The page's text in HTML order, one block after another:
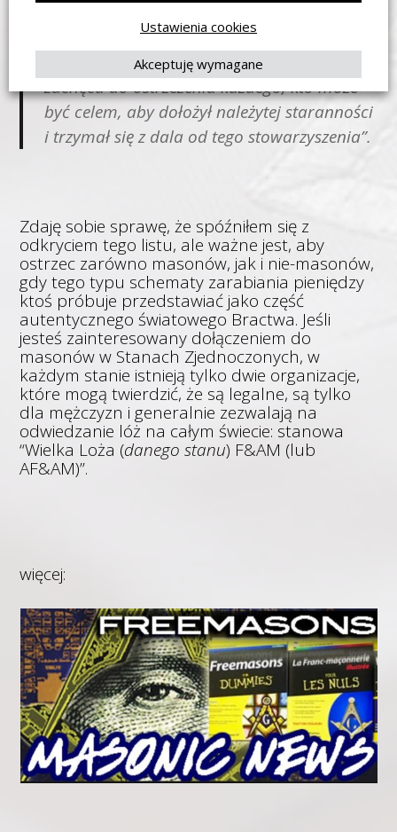
“Wielka Loża Massachusetts może
potwierdzić, że Wielka Loża USA nie istnieje i
zachęca do ostrzeżenia każdego, kto może
być celem, aby dołożył należytej staranności
i trzymał się z dala od tego stowarzyszenia”.
Zdaję sobie sprawę, że spóźniłem się z
odkryciem tego listu, ale ważne jest, aby
ostrzec zarówno masonów, jak i nie-masonów,
gdy tego typu schematy zarabiania pieniędzy
ktoś próbuje przedstawiać jako część
autentycznego światowego Bractwa. Jeśli
jesteś zainteresowany dołączeniem do
masonów w Stanach Zjednoczonych, w
każdym stanie istnieją tylko dwie organizacje,
które mogą twierdzić, że są legalne, są tylko
dla mężczyzn i generalnie zezwalają na
odwiedzanie lóż na całym świecie: stanowa
“Wielka Loża (danego stanu) F&AM (lub
AF&AM)”.
więcej:
Ustawienia cookies
Akceptuję wymagane